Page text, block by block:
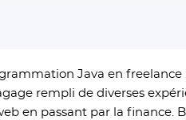
Java en
rempli de diverses
en passant par la finance.